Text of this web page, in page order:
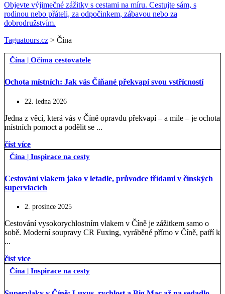
Objevte výjimečné zážitky s cestami na míru. Cestujte sám, s
rodinou nebo přáteli, za odpočinkem, zábavou nebo za
dobrodružstvím.
Taguatours.cz > Čína
Čína | Očima cestovatele
Ochota místních: Jak vás Číňané překvapí svou vstřícností
22. ledna 2026
Jedna z věcí, která vás v Číně opravdu překvapí – a mile – je ochota
místních pomoct a podělit se ...
číst více
Čína | Inspirace na cesty
Cestování vlakem jako v letadle, průvodce třídami v čínských
supervlacích
2. prosince 2025
Cestování vysokorychlostním vlakem v Číně je zážitkem samo o
sobě. Moderní soupravy CR Fuxing, vyráběné přímo v Číně, patří k
...
číst více
Čína | Inspirace na cesty